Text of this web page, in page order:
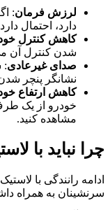
لرزش فرمان:
دارد، احتمال
کاهش کنترل
شدن کنترل آن
صدای غیرعادی:
نشانگر پنچر
کاهش ارتفاع
خودرو از یک
مشاهده کنید.
چرا نباید با
ادامه رانندگی با
سرنشینان به همراه